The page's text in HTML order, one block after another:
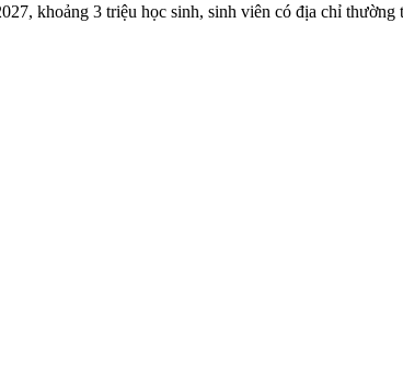
khoảng 3 triệu học sinh, sinh viên có địa chỉ